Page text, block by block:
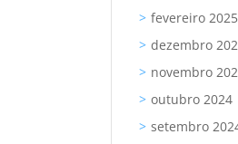
fevereiro 2025
dezembro
novembro
outubro 2024
setembro